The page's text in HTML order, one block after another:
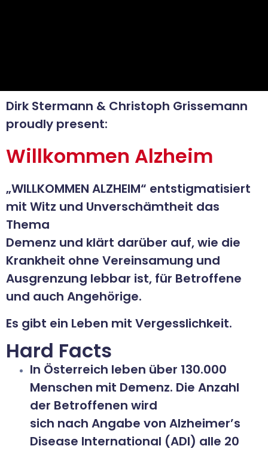
Dirk Stermann & Christoph Grissemann
proudly present:
Willkommen Alzheim
„WILLKOMMEN ALZHEIM“ entstigmatisiert
mit Witz und Unverschämtheit das
Thema
Demenz und klärt darüber auf, wie die
Krankheit ohne Vereinsamung und
Ausgrenzung lebbar ist, für Betroffene
und auch Angehörige.
Es gibt ein Leben mit Vergesslichkeit.
Hard Facts
In Österreich leben über 130.000
Menschen mit Demenz. Die Anzahl
der Betroffenen wird
sich nach Angabe von Alzheimer’s
Disease International (ADI) alle 20